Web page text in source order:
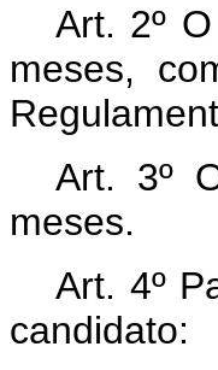
Art. 2º
meses,
Art. 3º
meses.
Art. 4º
candidato: